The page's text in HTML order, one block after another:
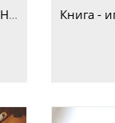
Книга - игра "Три медведя" Л.Н.Толстой для детей младшего школьного возраста 7+